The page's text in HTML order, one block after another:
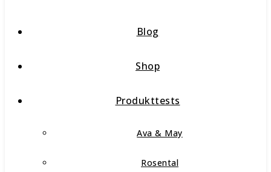
Blog
Shop
Produkttests
Ava & May
Rosental